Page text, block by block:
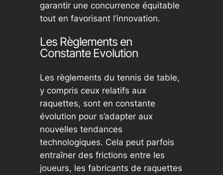
garantir une concurrence équitable
tout en favorisant l’innovation.
Les Règlements en
Constante Evolution
Les règlements du tennis de table,
y compris ceux relatifs aux
raquettes, sont en constante
évolution pour s’adapter aux
nouvelles tendances
technologiques. Cela peut parfois
entraîner des frictions entre les
joueurs, les fabricants de raquettes